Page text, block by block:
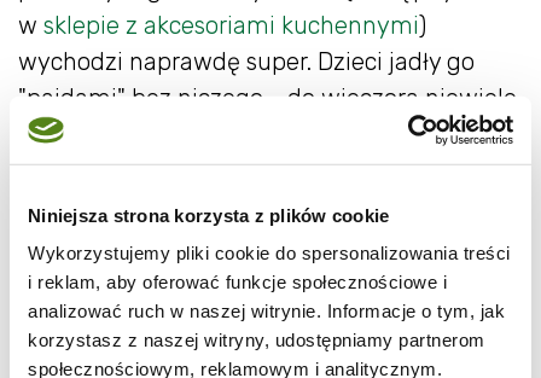
Niniejsza strona korzysta z plików cookie
Wykorzystujemy pliki cookie do spersonalizowania treści
i reklam, aby oferować funkcje społecznościowe i
analizować ruch w naszej witrynie. Informacje o tym, jak
korzystasz z naszej witryny, udostępniamy partnerom
społecznościowym, reklamowym i analitycznym.
w sklepie z akcesoriami kuchennymi)
wychodzi naprawdę super. Dzieci jadły go
"pajdami" bez niczego - do wieczora niewiele
z niego zostało ;-)